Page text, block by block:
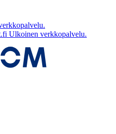
Ulkoinen verkkopalvelu.